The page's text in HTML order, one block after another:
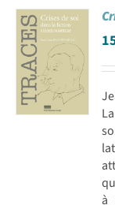
Achat en ligne
Panier
à